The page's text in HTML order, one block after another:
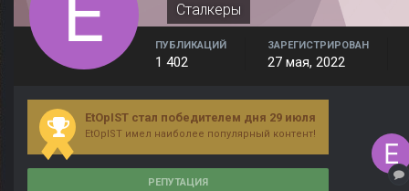
Сталкеры
ПУБЛИКАЦИЙ
1 402
ЗАРЕГИСТРИРОВАН
27 мая, 2022
EtOpIST стал победителем дня 29 июля
EtOpIST имел наиболее популярный контент!
РЕПУТАЦИЯ